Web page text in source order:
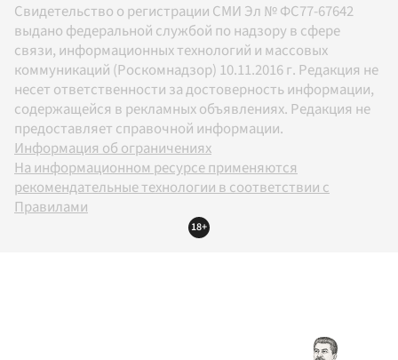
Свидетельство о регистрации СМИ Эл № ФС77-67642
выдано федеральной службой по надзору в сфере
связи, информационных технологий и массовых
коммуникаций (Роскомнадзор) 10.11.2016 г. Редакция не
несет ответственности за достоверность информации,
содержащейся в рекламных объявлениях. Редакция не
предоставляет справочной информации.
Информация об ограничениях
На информационном ресурсе применяются
рекомендательные технологии в соответствии с
Правилами
18+